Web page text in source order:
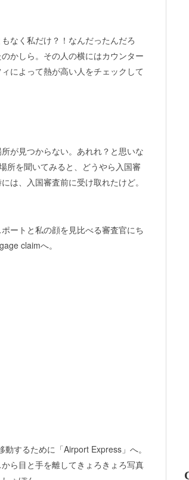
なく私だけ？！なんだったんだろ
かしら。その人の横にはカウンター
によって熱が高い人をチェックして
が見つからない。あれれ？と思いな
所を聞いてみると、どうやら入国審
は、入国審査前に受け取れたけど。
ートと私の顔を見比べる審査官にち
claimへ。
するために「Airport Express」へ。
ら目と手を離してきょろきょろ写真